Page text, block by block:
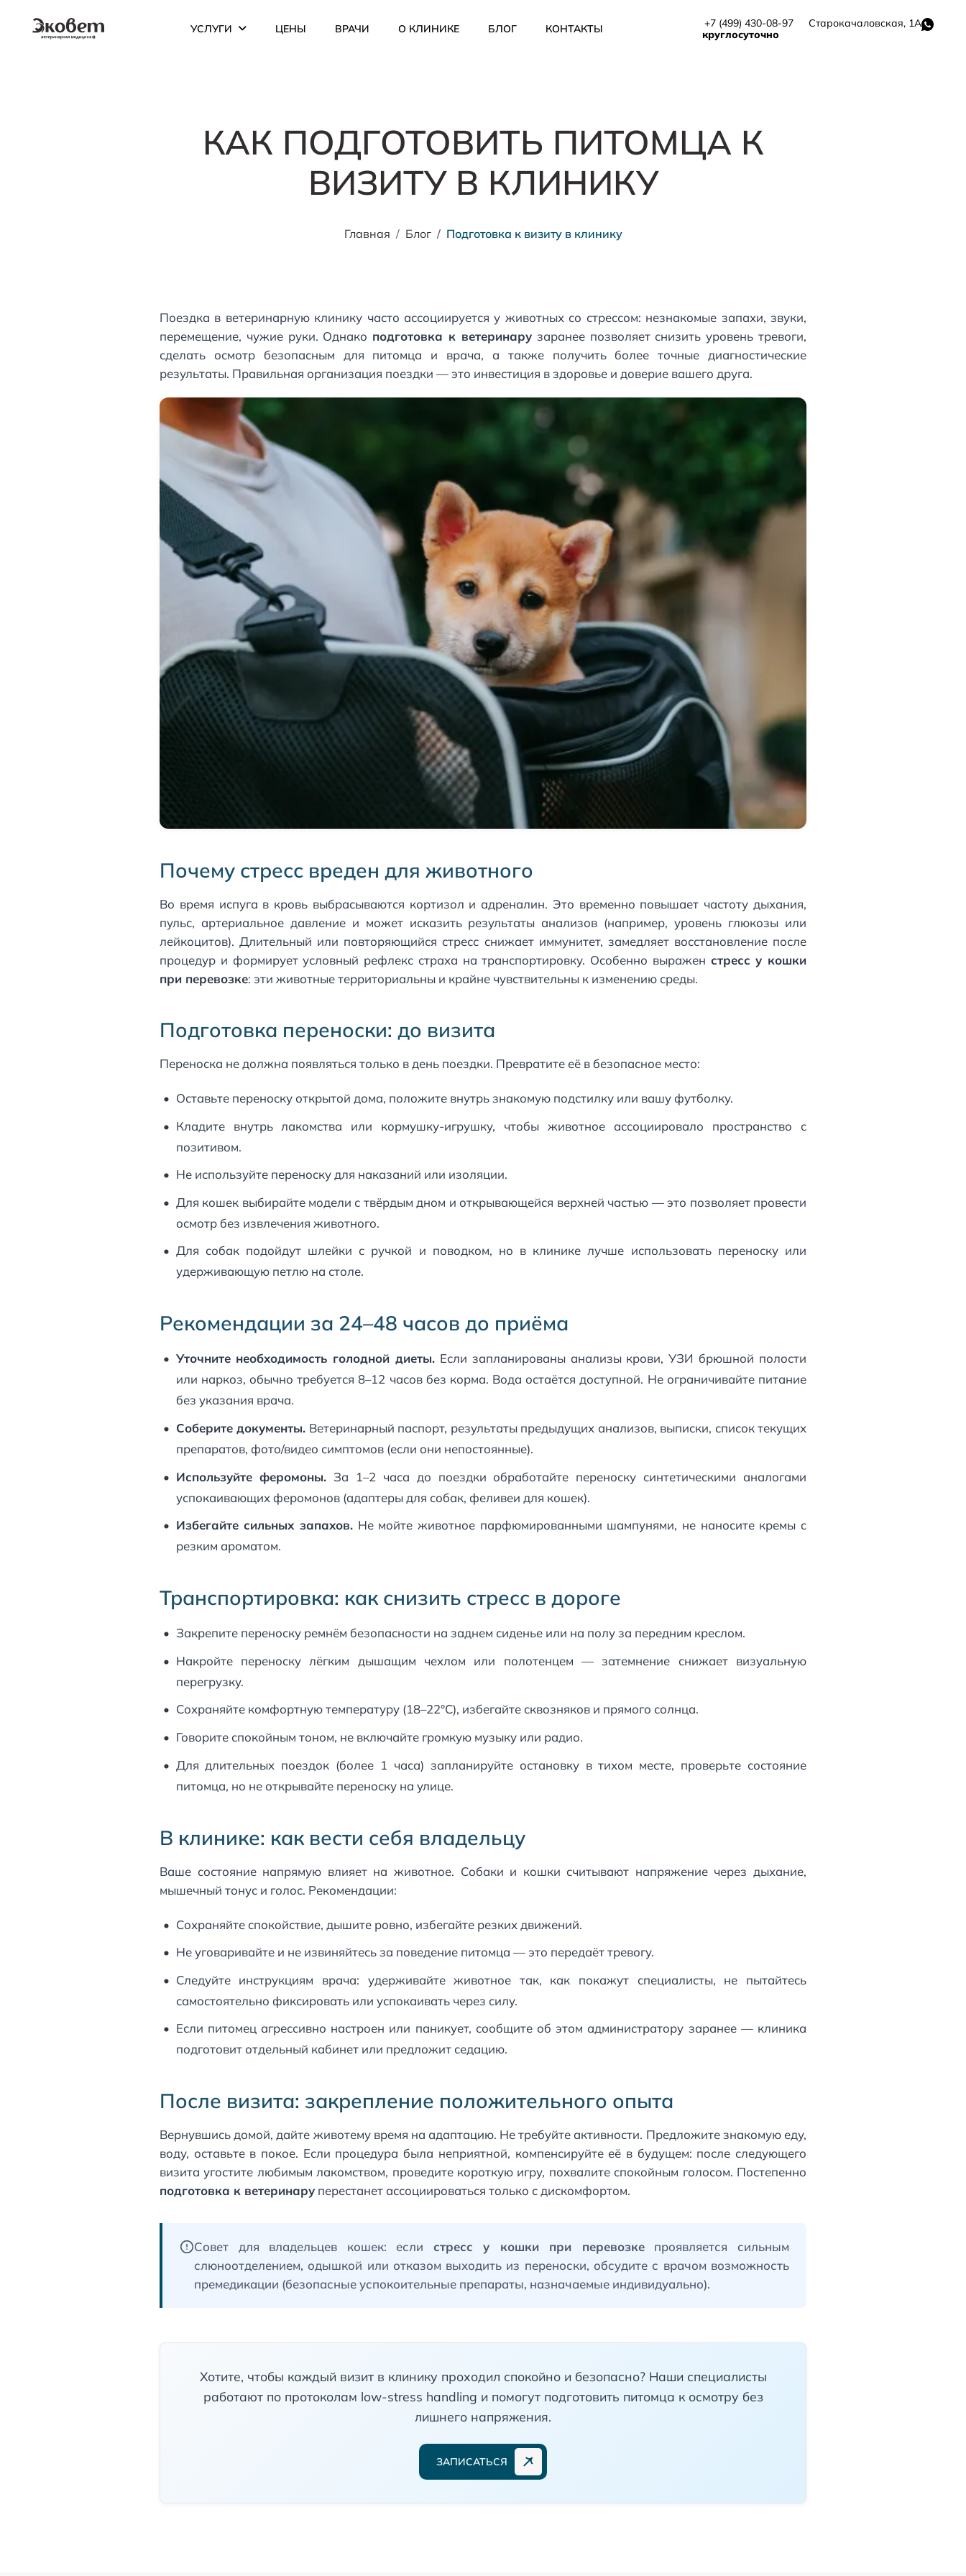
УСЛУГИ ЦЕНЫ ВРАЧИ О КЛИНИКЕ БЛОГ КОНТАКТЫ
+7 (499) 430-08-97
круглосуточно
Старокачаловская, 1А
КАК ПОДГОТОВИТЬ ПИТОМЦА К
ВИЗИТУ В КЛИНИКУ
Главная Блог Подготовка к визиту в клинику
Поездка в ветеринарную клинику часто ассоциируется у животных со стрессом: незнакомые запахи, звуки,
перемещение, чужие руки. Однако подготовка к ветеринарузаранее позволяет снизить уровень тревоги,
сделать осмотр безопасным для питомца и врача, а также получить более точные диагностические
результаты. Правильная организация поездки — это инвестиция в здоровье и доверие вашего друга.
Почему стресс вреден для животного
Во время испуга в кровь выбрасываются кортизол и адреналин. Это временно повышает частоту дыхания,
пульс, артериальное давление и может исказить результаты анализов (например, уровень глюкозы или
лейкоцитов). Длительный или повторяющийся стресс снижает иммунитет, замедляет восстановление после
процедур и формирует условный рефлекс страха на транспортировку. Особенно выражен стресс у кошки
при перевозке: эти животные территориальны и крайне чувствительны к изменению среды.
Подготовка переноски: до визита
Переноска не должна появляться только в день поездки. Превратите её в безопасное место:
Оставьте переноску открытой дома, положите внутрь знакомую подстилку или вашу футболку.
Кладите внутрь лакомства или кормушку-игрушку, чтобы животное ассоциировало пространство с
позитивом.
Не используйте переноску для наказаний или изоляции.
Для кошек выбирайте модели с твёрдым дном и открывающейся верхней частью — это позволяет провести
осмотр без извлечения животного.
Для собак подойдут шлейки с ручкой и поводком, но в клинике лучше использовать переноску или
удерживающую петлю на столе.
Рекомендации за 24–48 часов до приёма
Уточните необходимость голодной диеты. Если запланированы анализы крови, УЗИ брюшной полости
или наркоз, обычно требуется 8–12 часов без корма. Вода остаётся доступной. Не ограничивайте питание
без указания врача.
Соберите документы. Ветеринарный паспорт, результаты предыдущих анализов, выписки, список текущих
препаратов, фото/видео симптомов (если они непостоянные).
Используйте феромоны. За 1–2 часа до поездки обработайте переноску синтетическими аналогами
успокаивающих феромонов (адаптеры для собак, феливеи для кошек).
Избегайте сильных запахов.Не мойте животное парфюмированными шампунями, не наносите кремы с
резким ароматом.
Транспортировка: как снизить стресс в дороге
Закрепите переноску ремнём безопасности на заднем сиденье или на полу за передним креслом.
Накройте переноску лёгким дышащим чехлом или полотенцем — затемнение снижает визуальную
перегрузку.
Сохраняйте комфортную температуру (18–22°C), избегайте сквозняков и прямого солнца.
Говорите спокойным тоном, не включайте громкую музыку или радио.
Для длительных поездок (более 1 часа) запланируйте остановку в тихом месте, проверьте состояние
питомца, но не открывайте переноску на улице.
В клинике: как вести себя владельцу
Ваше состояние напрямую влияет на животное. Собаки и кошки считывают напряжение через дыхание,
мышечный тонус и голос. Рекомендации:
Сохраняйте спокойствие, дышите ровно, избегайте резких движений.
Не уговаривайте и не извиняйтесь за поведение питомца — это передаёт тревогу.
Следуйте инструкциям врача: удерживайте животное так, как покажут специалисты, не пытайтесь
самостоятельно фиксировать или успокаивать через силу.
Если питомец агрессивно настроен или паникует, сообщите об этом администратору заранее — клиника
подготовит отдельный кабинет или предложит седацию.
После визита: закрепление положительного опыта
Вернувшись домой, дайте животему время на адаптацию. Не требуйте активности. Предложите знакомую еду,
воду, оставьте в покое. Если процедура была неприятной, компенсируйте её в будущем: после следующего
визита угостите любимым лакомством, проведите короткую игру, похвалите спокойным голосом. Постепенно
подготовка к ветеринару перестанет ассоциироваться только с дискомфортом.
Совет для владельцев кошек: если стресс у кошки при перевозкепроявляется сильным
слюноотделением, одышкой или отказом выходить из переноски, обсудите с врачом возможность
премедикации (безопасные успокоительные препараты, назначаемые индивидуально).
Хотите, чтобы каждый визит в клинику проходил спокойно и безопасно? Наши специалисты
работают по протоколам low-stress handling и помогут подготовить питомца к осмотру без
лишнего напряжения.
ЗАПИСАТЬСЯ